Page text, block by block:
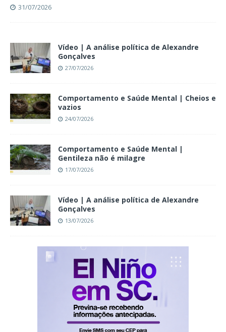
31/07/2026
Vídeo | A análise política de Alexandre
Gonçalves
27/07/2026
Comportamento e Saúde Mental | Cheios e
vazios
24/07/2026
Comportamento e Saúde Mental |
Gentileza não é milagre
17/07/2026
Vídeo | A análise política de Alexandre
Gonçalves
13/07/2026